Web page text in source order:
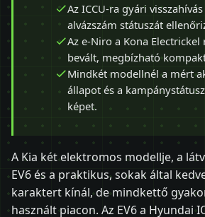
Az ICCU-ra gyári
alvázszám státuszát
Az e-Niro a Kona
bevált, megbízható
Mindkét modellnél a mért
állapot és a
képet.
A Kia két elektromos modellje, a
EV6 és a praktikus, sokak által
karaktert kínál, de mindkettő
használt piacon. Az EV6 a Hyundai